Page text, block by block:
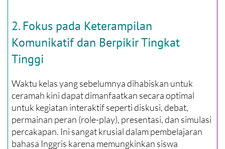
2. Fokus pada Keterampilan
Komunikatif dan Berpikir Tingkat
Tinggi
Waktu kelas yang sebelumnya dihabiskan untuk
ceramah kini dapat dimanfaatkan secara optimal
untuk kegiatan interaktif seperti diskusi, debat,
permainan peran (role-play), presentasi, dan simulasi
percakapan. Ini sangat krusial dalam pembelajaran
bahasa Inggris karena memungkinkan siswa